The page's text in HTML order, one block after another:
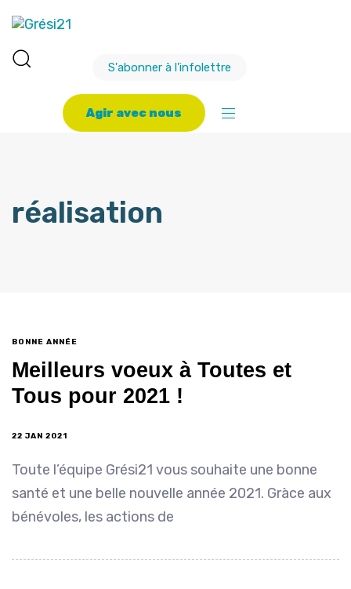
S'abonner à l'infolettre
Agir avec nous
réalisation
BONNE ANNÉE
Meilleurs voeux à Toutes et
Tous pour 2021 !
22 JAN 2021
Toute l’équipe Grési21 vous souhaite une bonne
santé et une belle nouvelle année 2021. Gràce aux
bénévoles, les actions de